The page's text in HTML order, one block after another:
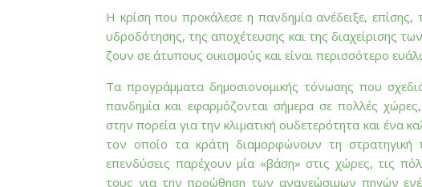
Η κρίση που προκάλεσε η πανδημία ανέδειξε,
υδροδότησης, της αποχέτευσης και της διαχείρισης
ζουν σε άτυπους οικισμούς και είναι περισσότερο
Τα προγράμματα δημοσιονομικής τόνωσης που
πανδημία και εφαρμόζονται σήμερα σε πολλές
στην πορεία για την κλιματική ουδετερότητα και ένα
τον οποίο τα κράτη διαμορφώνουν τη στρατηγική
επενδύσεις παρέχουν μία «βάση» στις χώρες, τις
τους για την προώθηση των ανανεώσιμων πηγών